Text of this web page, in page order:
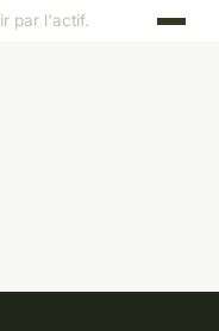
par l'actif.